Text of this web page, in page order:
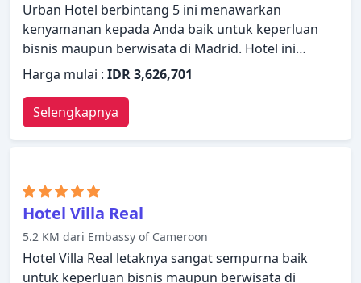
Urban Hotel berbintang 5 ini menawarkan
kenyamanan kepada Anda baik untuk keperluan
bisnis maupun berwisata di Madrid. Hotel ini
memiliki segala yang dibutuhkan untuk menginap
dengan nyaman. Semua fasilitas yang diperlukan,
termasuk layanan kamar 24 jam, resepsionis 24
jam, fasilitas untuk tamu dengan kebutuhan
khusus, penyimpanan barang, Wi-fi di tempat
memberikan kenyamanan, beberapa kamar
memiliki televisi layar datar, akses internet WiFi
(gratis), kamar bebas asap rokok, AC, penghangat
ruangan untuk memastikan kenyamanan istirahat
malam Anda. Hotel ini menawarkan berbagai
Harga mulai : IDR 3,626,701
Selengkapnya
Hotel Villa Real
5.2 KM dari Embassy of Cameroon
Hotel Villa Real letaknya sangat sempurna baik
untuk keperluan bisnis maupun berwisata di